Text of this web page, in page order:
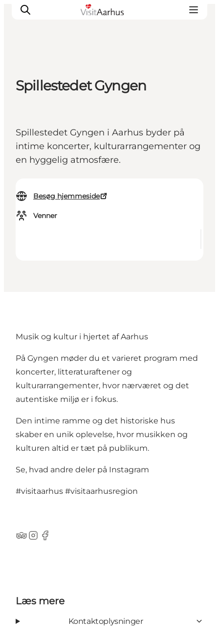
Oplevelser
Kalender
Transport
Spillestedet Gyngen
Spillestedet Gyngen i Aarhus byder på
intime koncerter, kulturarrangementer og
en hyggelig atmosfære.
Besøg hjemmeside
Venner
Musik og kultur i hjertet af Aarhus
På Gyngen møder du et varieret program med
koncerter, litteraturaftener og
kulturarrangementer, hvor nærværet og det
autentiske miljø er i fokus.
Den intime ramme og det historiske hus
skaber en unik oplevelse, hvor musikken og
kulturen altid er tæt på publikum.
Se, hvad andre deler på Instagram
#visitaarhus #visitaarhusregion
TripAdvisor
Instagram
Facebook
Læs mere
Kontaktoplysninger